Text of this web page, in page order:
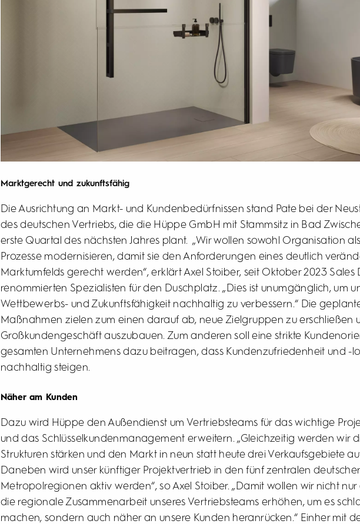
Marktgerecht und zukunftsfähig
Die Ausrichtung an Markt- und Kundenbedürfnissen stand Pate bei der
des deutschen Vertriebs, die die Hüppe GmbH mit Stammsitz in Bad
erste Quartal des nächsten Jahres plant. „Wir wollen sowohl Organisation
Prozesse modernisieren, damit sie den Anforderungen eines deutlich
Marktumfelds gerecht werden“, erklärt Axel Stoiber, seit Oktober 2023 Sales
renommierten Spezialisten für den Duschplatz. „Dies ist unumgänglich, um
Wettbewerbs- und Zukunftsfähigkeit nachhaltig zu verbessern.“ Die
Maßnahmen zielen zum einen darauf ab, neue Zielgruppen zu erschließen
Großkundengeschäft auszubauen. Zum anderen soll eine strikte
gesamten Unternehmens dazu beitragen, dass Kundenzufriedenheit und -
nachhaltig steigen.
Näher am Kunden
Dazu wird Hüppe den Außendienst um Vertriebsteams für das wichtige
und das Schlüsselkundenmanagement erweitern. „Gleichzeitig werden wir
Strukturen stärken und den Markt in neun statt heute drei Verkaufsgebiete
Daneben wird unser künftiger Projektvertrieb in den fünf zentralen
Metropolregionen aktiv werden“, so Axel Stoiber. „Damit wollen wir nicht nur
die regionale Zusammenarbeit unseres Vertriebsteams erhöhen, um es
machen, sondern auch näher an unsere Kunden heranrücken.“ Einher mit